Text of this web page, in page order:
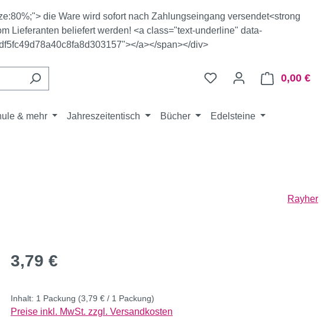
die Ware wird sofort nach Zahlungseingang versendet<strong
Lieferanten beliefert werden! <a class="text-underline" data-
a></span></div>
0,00 €
& mehr Jahreszeitentisch Bücher Edelsteine
Rayher
Regulärer Preis:
3,79 €
Inhalt: 1 Packung (3,79 € / 1 Packung)
Preise inkl. MwSt. zzgl. Versandkosten